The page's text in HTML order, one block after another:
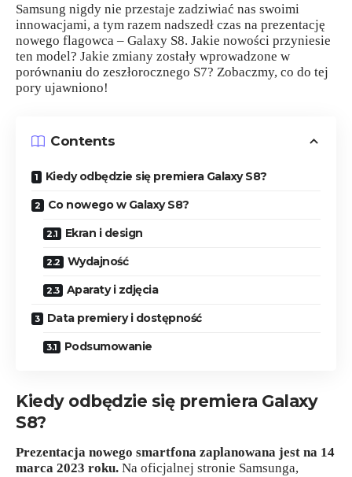
Samsung nigdy nie przestaje zadziwiać nas swoimi
innowacjami, a tym razem nadszedł czas na prezentację
nowego flagowca – Galaxy S8. Jakie nowości przyniesie
ten model? Jakie zmiany zostały wprowadzone w
porównaniu do zeszłorocznego S7? Zobaczmy, co do tej
pory ujawniono!
Contents
Kiedy odbędzie się premiera Galaxy S8?
Co nowego w Galaxy S8?
Ekran i design
Wydajność
Aparaty i zdjęcia
Data premiery i dostępność
Podsumowanie
Kiedy odbędzie się premiera Galaxy
S8?
Prezentacja nowego smartfona zaplanowana jest na 14
marca 2023 roku. Na oficjalnej stronie Samsunga,